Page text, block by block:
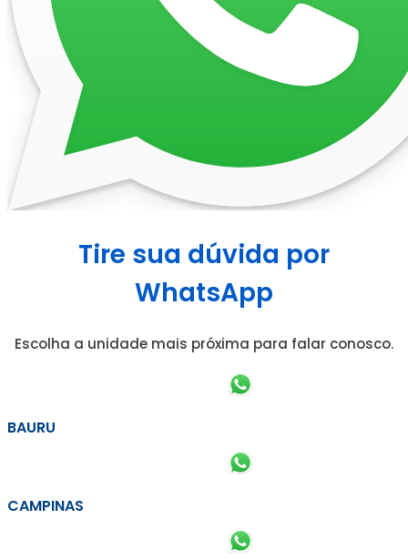
Tire sua dúvida por
WhatsApp
Escolha a unidade mais próxima para falar conosco.
BAURU
CAMPINAS